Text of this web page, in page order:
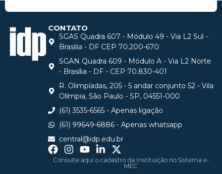
CONTATO
SGAS Quadra 607 - Módulo 49 - Via L2 Sul -
Brasilia - DF CEP 70.200-670
SGAN Quadra 609 - Módulo A - Via L2 Norte
- Brasília - DF - CEP 70.830-401
R. Olimpíadas, 205 - 5 andar conjunto 52 - Vila
Olímpia, São Paulo - SP, 04551-000
(61) 3535-6565 - Apenas ligação
(61) 99649-6886 - Apenas whatsapp
central@idp.edu.br
Consulte aqui o cadastro da Instituição no Sistema e-
MEC